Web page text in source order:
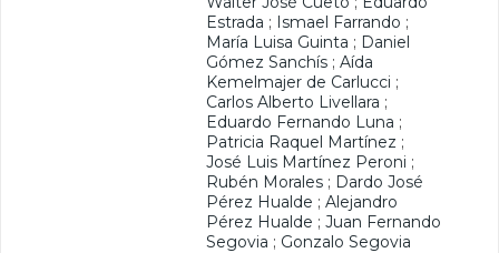
Estrada ; Ismael Farrando ;
María Luisa Guinta ; Daniel
Gómez Sanchís ; Aída
Kemelmajer de Carlucci ;
Carlos Alberto Livellara ;
Eduardo Fernando Luna ;
Patricia Raquel Martínez ;
José Luis Martínez Peroni ;
Rubén Morales ; Dardo José
Pérez Hualde ; Alejandro
Pérez Hualde ; Juan Fernando
Segovia ; Gonzalo Segovia